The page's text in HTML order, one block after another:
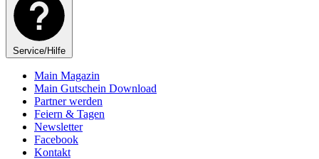
Service/Hilfe
Main Magazin
Main Gutschein Download
Partner werden
Feiern & Tagen
Newsletter
Facebook
Kontakt